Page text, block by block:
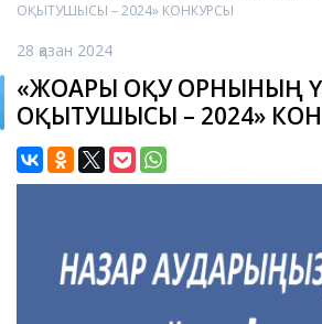
ОҚЫТУШЫСЫ – 2024» КОНКУРСЫ
28 қазан 2024
«ЖОҒАРЫ ОҚУ ОРНЫНЫҢ
ОҚЫТУШЫСЫ – 2024»